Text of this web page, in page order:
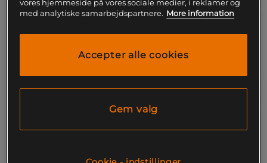
Valleprotein pålæg 250 g
vores hjemmeside på vores sociale medier, i reklamer og
med analytiske samarbejdspartnere. More information
Accepter alle cookies
Gem valg